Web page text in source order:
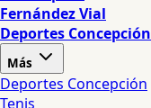
Fernández Vial
Deportes Concepción
Más
Deportes Concepción
Tenis